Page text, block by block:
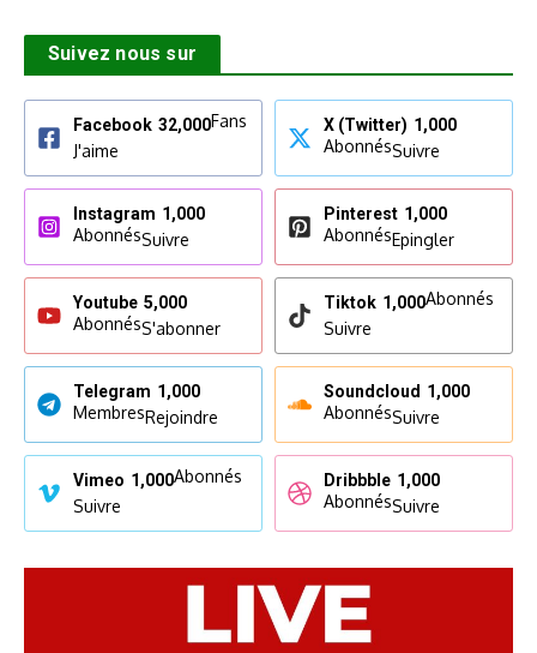
Suivez nous sur
Facebook 32,000Fans
J'aime
X (Twitter) 1,000
AbonnésSuivre
Instagram 1,000
AbonnésSuivre
Pinterest 1,000
AbonnésEpingler
Youtube 5,000
AbonnésS'abonner
Tiktok 1,000Abonnés
Suivre
Telegram 1,000
MembresRejoindre
Soundcloud 1,000
AbonnésSuivre
Vimeo 1,000Abonnés
Suivre
Dribbble 1,000
AbonnésSuivre